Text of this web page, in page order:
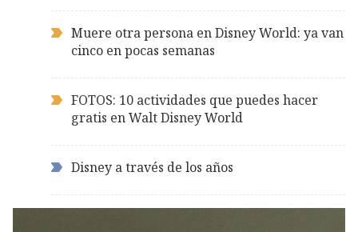
Muere otra persona en Disney World: ya van
cinco en pocas semanas
FOTOS: 10 actividades que puedes hacer
gratis en Walt Disney World
Disney a través de los años